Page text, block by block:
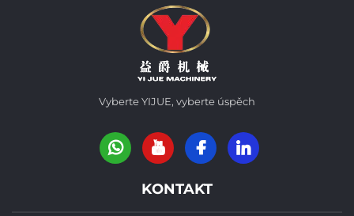
Vyberte YIJUE, vyberte úspěch
KONTAKT